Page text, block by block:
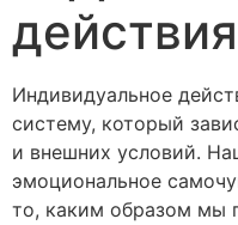
действия
Индивидуальное
систему, который
и внешних условий.
эмоциональное
то, каким образом мы